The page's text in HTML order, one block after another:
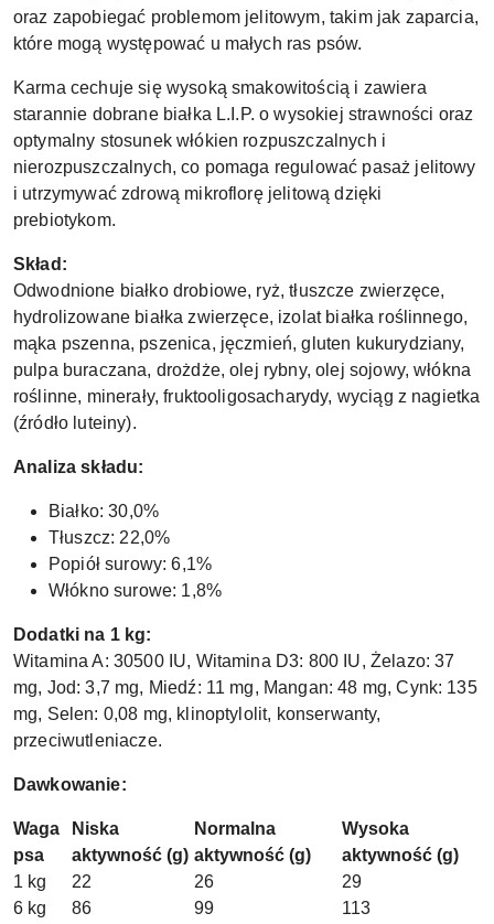
oraz zapobiegać problemom jelitowym, takim jak zaparcia,
które mogą występować u małych ras psów.
Karma cechuje się wysoką smakowitością i zawiera
starannie dobrane białka L.I.P. o wysokiej strawności oraz
optymalny stosunek włókien rozpuszczalnych i
nierozpuszczalnych, co pomaga regulować pasaż jelitowy
i utrzymywać zdrową mikroflorę jelitową dzięki
prebiotykom.
Skład:
Odwodnione białko drobiowe, ryż, tłuszcze zwierzęce,
hydrolizowane białka zwierzęce, izolat białka roślinnego,
mąka pszenna, pszenica, jęczmień, gluten kukurydziany,
pulpa buraczana, drożdże, olej rybny, olej sojowy, włókna
roślinne, minerały, fruktooligosacharydy, wyciąg z nagietka
(źródło luteiny).
Analiza składu:
Białko: 30,0%
Tłuszcz: 22,0%
Popiół surowy: 6,1%
Włókno surowe: 1,8%
Dodatki na 1 kg:
Witamina A: 30500 IU, Witamina D3: 800 IU, Żelazo: 37
mg, Jod: 3,7 mg, Miedź: 11 mg, Mangan: 48 mg, Cynk: 135
mg, Selen: 0,08 mg, klinoptylolit, konserwanty,
przeciwutleniacze.
Dawkowanie:
Waga
psa
Niska
aktywność (g)
Normalna
aktywność (g)
Wysoka
aktywność (g)
1 kg
22 26
29
6 kg
86 99 113